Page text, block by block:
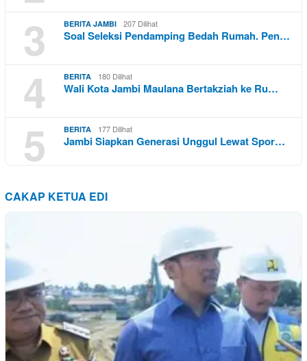
3
BERITA JAMBI 207 Dilihat
Soal Seleksi Pendamping Bedah Rumah. Pen…
4 BERITA 180 Dilihat
Wali Kota Jambi Maulana Bertakziah ke Ru…
5 BERITA 177 Dilihat
Jambi Siapkan Generasi Unggul Lewat Spor…
CAKAP KETUA EDI